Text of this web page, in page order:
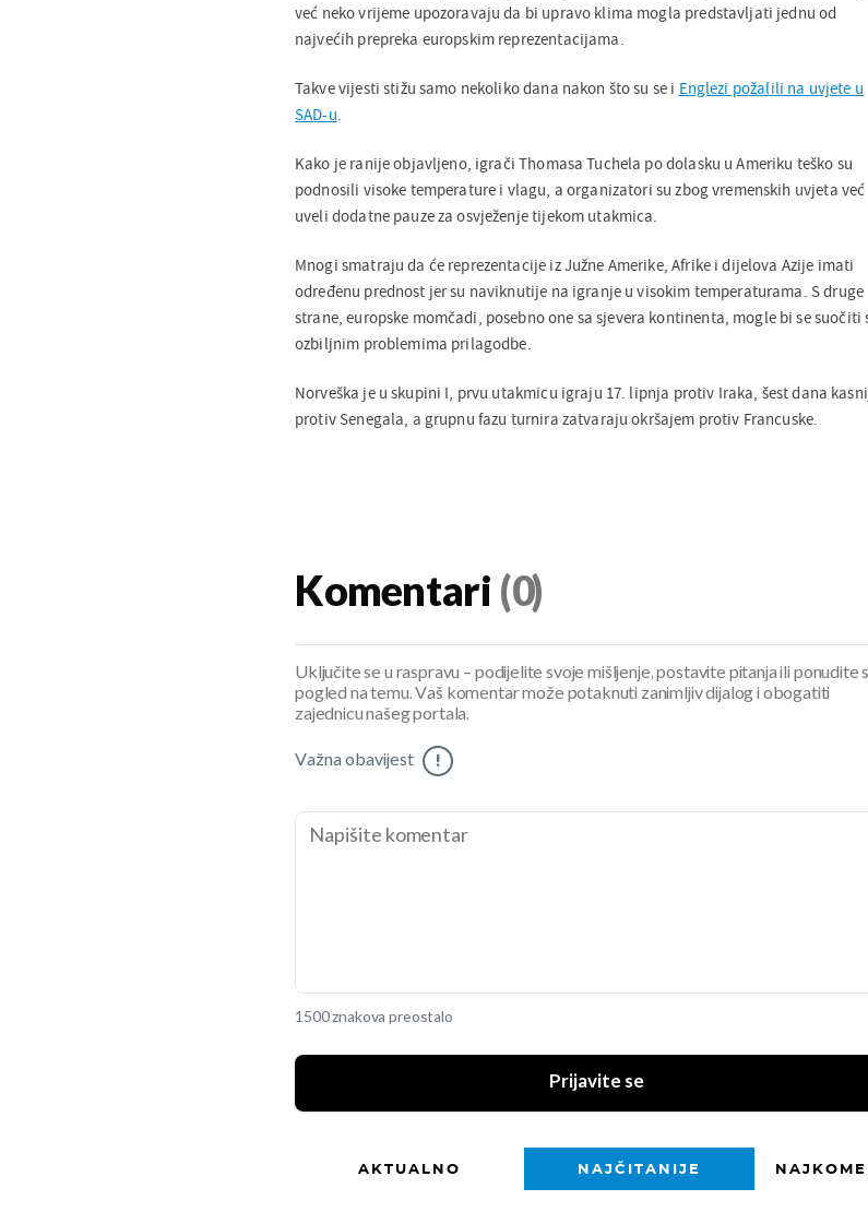
već neko vrijeme upozoravaju da bi upravo klima mogla predstavljati jednu od
najvećih prepreka europskim reprezentacijama.
Takve vijesti stižu samo nekoliko dana nakon što su se i Englezi požalili na uvjete u
SAD-u.
Kako je ranije objavljeno, igrači Thomasa Tuchela po dolasku u Ameriku teško su
podnosili visoke temperature i vlagu, a organizatori su zbog vremenskih uvjeta već
uveli dodatne pauze za osvježenje tijekom utakmica.
Mnogi smatraju da će reprezentacije iz Južne Amerike, Afrike i dijelova Azije imati
određenu prednost jer su naviknutije na igranje u visokim temperaturama. S druge
strane, europske momčadi, posebno one sa sjevera kontinenta, mogle bi se suočiti
ozbiljnim problemima prilagodbe.
Norveška je u skupini I, prvu utakmicu igraju 17. lipnja protiv Iraka, šest dana
protiv Senegala, a grupnu fazu turnira zatvaraju okršajem protiv Francuske.
Komentari (0)
Uključite se u raspravu – podijelite svoje mišljenje, postavite pitanja ili ponudite
pogled na temu. Vaš komentar može potaknuti zanimljiv dijalog i obogatiti
zajednicu našeg portala.
Važna obavijest !
1500 znakova preostalo
Prijavite se
AKTUALNO NAJČITANIJE